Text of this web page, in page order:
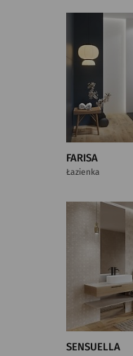
FARISA
Łazienka
SENSUELLA